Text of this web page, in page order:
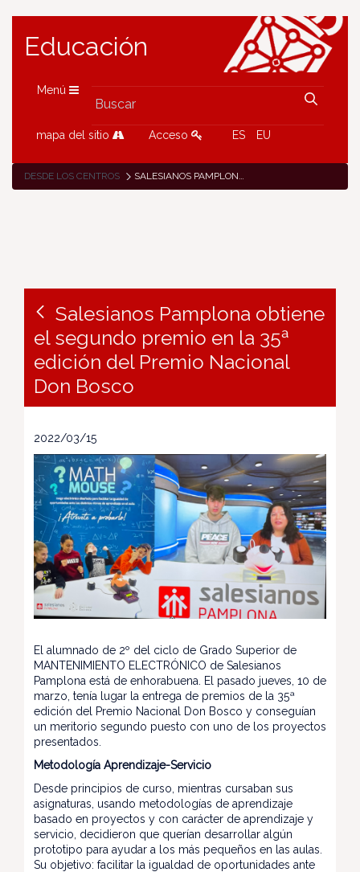
Educación
Menú
mapa del sitio Acceso ES EU
DESDE LOS CENTROS SALESIANOS PAMPLONA OBTIENE EL SEGUNDO PREMIO EN LA 35ª EDICIÓN DEL PREMIO NACIONAL DON BOSCO
Salesianos Pamplona obtiene
el segundo premio en la 35ª
edición del Premio Nacional
Don Bosco
2022/03/15
El alumnado de 2º del ciclo de Grado Superior de
MANTENIMIENTO ELECTRÓNICO de Salesianos
Pamplona está de enhorabuena. El pasado jueves, 10 de
marzo, tenía lugar la entrega de premios de la 35ª
edición del Premio Nacional Don Bosco y conseguían
un meritorio segundo puesto con uno de los proyectos
presentados.
Metodología Aprendizaje-Servicio
Desde principios de curso, mientras cursaban sus
asignaturas, usando metodologías de aprendizaje
basado en proyectos y con carácter de aprendizaje y
servicio, decidieron que querían desarrollar algún
prototipo para ayudar a los más pequeños en las aulas.
Su objetivo: facilitar la igualdad de oportunidades ante